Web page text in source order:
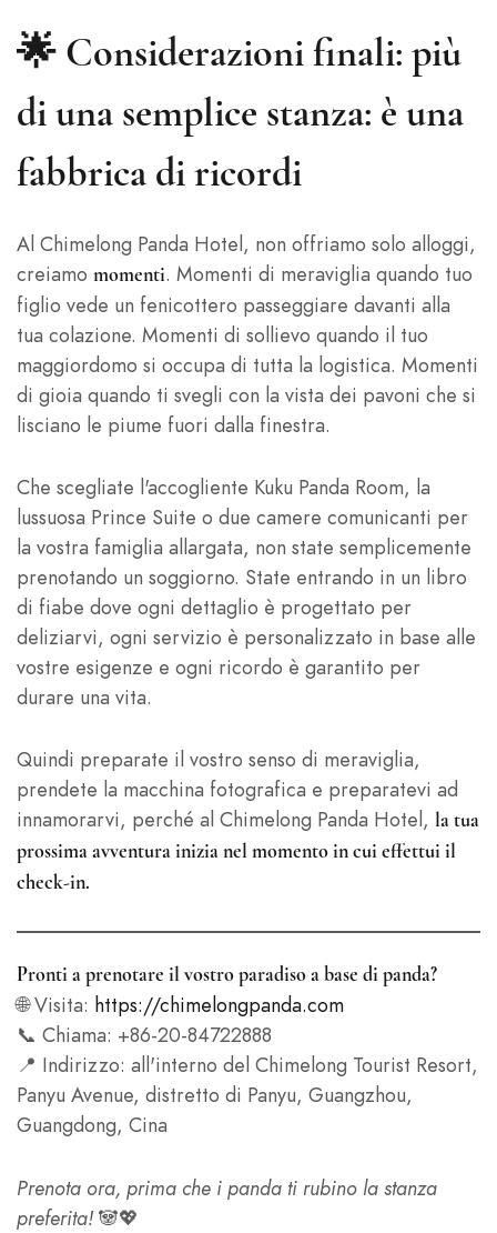
🌟 Considerazioni finali: più
di una semplice stanza: è una
fabbrica di ricordi
Al Chimelong Panda Hotel, non offriamo solo alloggi,
creiamo momenti. Momenti di meraviglia quando tuo
figlio vede un fenicottero passeggiare davanti alla
tua colazione. Momenti di sollievo quando il tuo
maggiordomo si occupa di tutta la logistica. Momenti
di gioia quando ti svegli con la vista dei pavoni che si
lisciano le piume fuori dalla finestra.
Che scegliate l'accogliente Kuku Panda Room, la
lussuosa Prince Suite o due camere comunicanti per
la vostra famiglia allargata, non state semplicemente
prenotando un soggiorno. State entrando in un libro
di fiabe dove ogni dettaglio è progettato per
deliziarvi, ogni servizio è personalizzato in base alle
vostre esigenze e ogni ricordo è garantito per
durare una vita.
Quindi preparate il vostro senso di meraviglia,
prendete la macchina fotografica e preparatevi ad
innamorarvi, perché al Chimelong Panda Hotel, la tua
prossima avventura inizia nel momento in cui effettui il
check-in.
Pronti a prenotare il vostro paradiso a base di panda?
🌐 Visita: https://chimelongpanda.com
📞 Chiama: +86-20-84722888
📍 Indirizzo: all'interno del Chimelong Tourist Resort,
Panyu Avenue, distretto di Panyu, Guangzhou,
Guangdong, Cina
Prenota ora, prima che i panda ti rubino la stanza
preferita! 🐼💖